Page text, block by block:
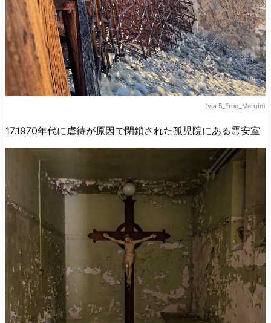
(via 5_Frog_Margin)
17.1970年代に虐待が原因で閉鎖された孤児院にある霊安室